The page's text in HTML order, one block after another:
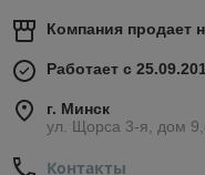
Компания продает
Работает с
г. Минск
ул. Щорса 3-я, дом
Контакты